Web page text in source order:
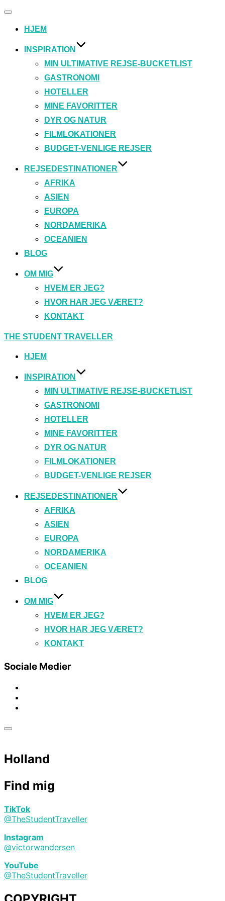
Slå
til/fraHJEM
INSPIRATION
MIN ULTIMATIVE REJSE-BUCKETLIST
GASTRONOMI
HOTELLER
MINE FAVORITTER
DYR OG NATUR
FILMLOKATIONER
BUDGET-VENLIGE REJSER
REJSEDESTINATIONER
AFRIKA
ASIEN
EUROPA
NORDAMERIKA
OCEANIEN
BLOG
OM MIG
HVEM ER JEG?
HVOR HAR JEG VÆRET?
KONTAKT
Videre
indhold
THE STUDENT TRAVELLER
HJEM
INSPIRATION
MIN ULTIMATIVE REJSE-BUCKETLIST
GASTRONOMI
HOTELLER
MINE FAVORITTER
DYR OG NATUR
FILMLOKATIONER
BUDGET-VENLIGE REJSER
REJSEDESTINATIONER
AFRIKA
ASIEN
EUROPA
NORDAMERIKA
OCEANIEN
BLOG
OM MIG
HVEM ER JEG?
HVOR HAR JEG VÆRET?
KONTAKT
Sociale Medier
Slå
sidekolonne
til/fra
Holland
Find mig
TikTok
@TheStudentTraveller
Instagram
@victorwandersen
YouTube
@TheStudentTraveller